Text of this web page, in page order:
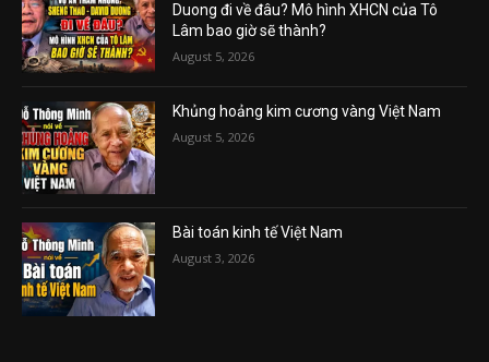
Duong đi về đâu? Mô hình XHCN của Tô
Lâm bao giờ sẽ thành?
August 5, 2026
Khủng hoảng kim cương vàng Việt Nam
August 5, 2026
Bài toán kinh tế Việt Nam
August 3, 2026